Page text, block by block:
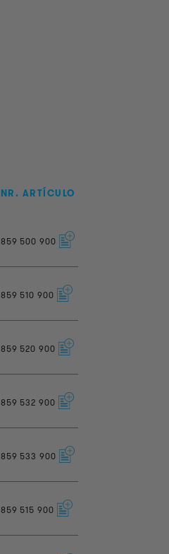
NR. ARTÍCULO
859 500 900
859 510 900
859 520 900
859 532 900
859 533 900
859 515 900